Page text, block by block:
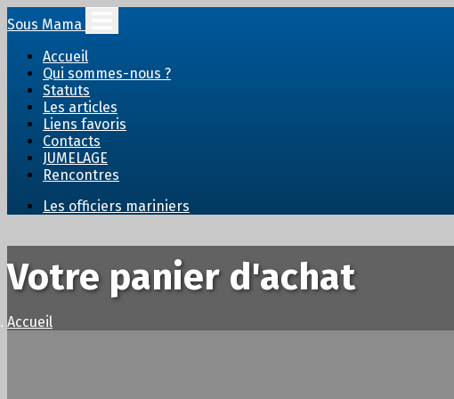
Sous Mama
Accueil
Qui sommes-nous ?
Statuts
Les articles
Liens favoris
Contacts
JUMELAGE
Rencontres
Les officiers mariniers
Votre panier d'achat
Accueil